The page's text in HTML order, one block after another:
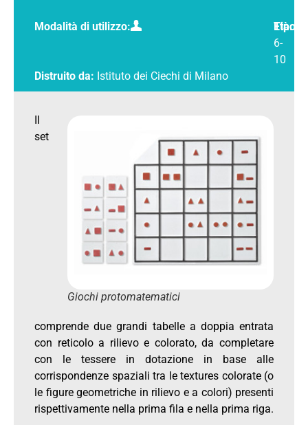
Modalità di utilizzo:
Età:
6-
10
Distruito da: Istituto dei Ciechi di Milano
Giochi protomatematici
Il
set
comprende due grandi tabelle a doppia entrata
con reticolo a rilievo e colorato, da completare
con le tessere in dotazione in base alle
corrispondenze spaziali tra le textures colorate (o
le figure geometriche in rilievo e a colori) presenti
rispettivamente nella prima fila e nella prima riga.